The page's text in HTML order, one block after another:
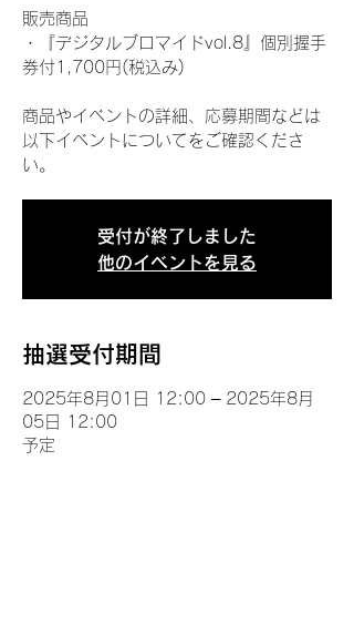
販売商品
・『デジタルブロマイドvol.8』個別握手
券付1,700円(税込み)
商品やイベントの詳細、応募期間などは
以下イベントについてをご確認くださ
い。
受付が終了しました
他のイベントを見る
抽選受付期間
2025年8月01日 12:00 – 2025年8月
05日 12:00
予定